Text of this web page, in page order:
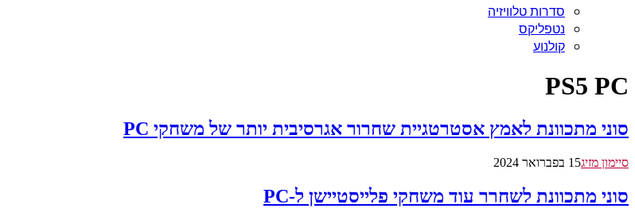
סדרות טלוויזיה
נטפליקס
קולנוע
PS5 PC
סוני מתכוונת לאמץ אסטרטגיית שחרור אגרסיבית יותר של משחקי PC
סיימון מזיג15 בפברואר 2024
סוני מתכוונת לשחרר עוד משחקי פלייסטיישן ל-PC